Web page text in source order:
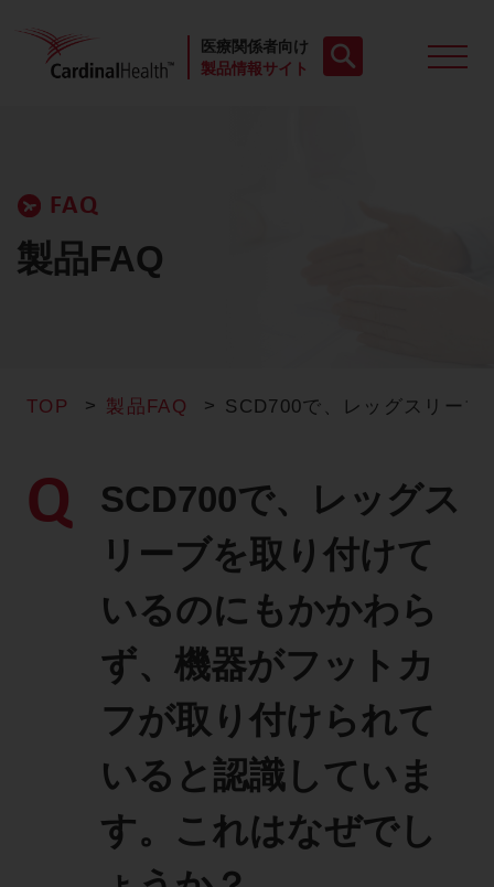
医療関係者向け
製品情報サイト
製品に関するお知らせ
添付文書
お問い合わせ
メルマガ登録
FAQ
製品FAQ
TOP 製品FAQ SCD700で、レッグスリー
Q
SCD700で、レッグス
リーブを取り付けて
いるのにもかかわら
ず、機器がフットカ
フが取り付けられて
いると認識していま
す。これはなぜでし